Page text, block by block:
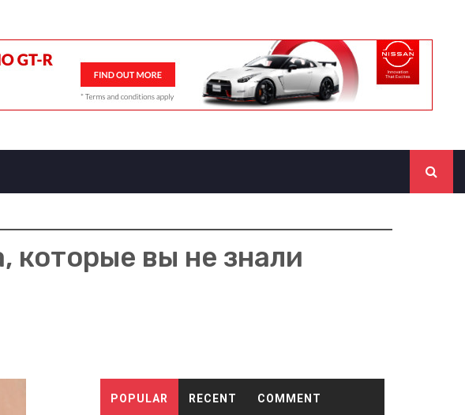
которые вы не знали
POPULAR RECENT COMMENT